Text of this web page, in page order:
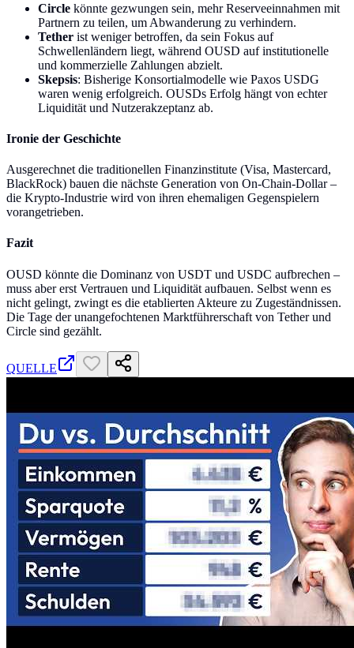
Circle könnte gezwungen sein, mehr Reserveeinnahmen mit
Partnern zu teilen, um Abwanderung zu verhindern.
Tether ist weniger betroffen, da sein Fokus auf
Schwellenländern liegt, während OUSD auf institutionelle
und kommerzielle Zahlungen abzielt.
Skepsis: Bisherige Konsortialmodelle wie Paxos USDG
waren wenig erfolgreich. OUSDs Erfolg hängt von echter
Liquidität und Nutzerakzeptanz ab.
Ironie der Geschichte
Ausgerechnet die traditionellen Finanzinstitute (Visa, Mastercard,
BlackRock) bauen die nächste Generation von On-Chain-Dollar –
die Krypto-Industrie wird von ihren ehemaligen Gegenspielern
vorangetrieben.
Fazit
OUSD könnte die Dominanz von USDT und USDC aufbrechen –
muss aber erst Vertrauen und Liquidität aufbauen. Selbst wenn es
nicht gelingt, zwingt es die etablierten Akteure zu Zugeständnissen.
Die Tage der unangefochtenen Marktführerschaft von Tether und
Circle sind gezählt.
QUELLE